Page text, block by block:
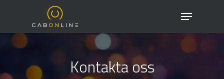
main
content
Menu
Kontakta oss
Close